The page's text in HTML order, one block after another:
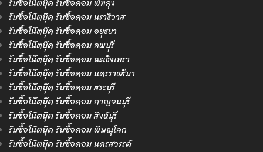
รับซื้อโน๊ตบุ๊ค รับซื้อคอม พัทลุง
รับซื้อโน๊ตบุ๊ค รับซื้อคอม นราธิวาส
รับซื้อโน๊ตบุ๊ค รับซื้อคอม อยุธยา
รับซื้อโน๊ตบุ๊ค รับซื้อคอม ลพบุรี
รับซื้อโน๊ตบุ๊ค รับซื้อคอม ฉะเชิงเทรา
รับซื้อโน๊ตบุ๊ค รับซื้อคอม นครราชสีมา
รับซื้อโน๊ตบุ๊ค รับซื้อคอม สระบุรี
รับซื้อโน๊ตบุ๊ค รับซื้อคอม กาญจนบุรี
รับซื้อโน๊ตบุ๊ค รับซื้อคอม สิงห์บุรี
รับซื้อโน๊ตบุ๊ค รับซื้อคอม พิษณุโลก
รับซื้อโน๊ตบุ๊ค รับซื้อคอม นครสวรรค์